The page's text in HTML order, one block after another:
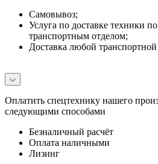
Самовывоз;
Услуга по доставке техники
транспортным отделом;
Доставка любой
Оплатить спецтехнику нашего
следующими способами
Безналичный расчёт
Оплата наличными
Лизинг